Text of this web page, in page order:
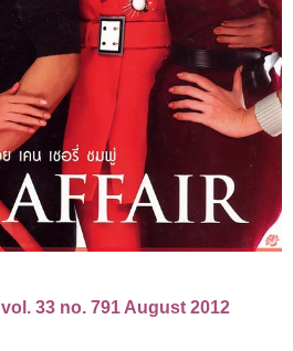
vol. 33 no. 791 August 2012